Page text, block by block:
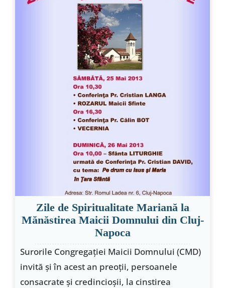
Zile de Spiritualitate Mariană la
Mănăstirea Maicii Domnului din Cluj-
Napoca
Surorile Congregaţiei Maicii Domnului (CMD)
invită şi în acest an preoţii, persoanele
consacrate şi credincioşii, la cinstirea